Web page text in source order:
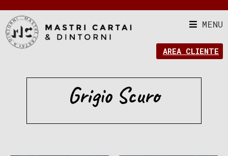
MENU
AREA CLIENTE
Grigio Scuro